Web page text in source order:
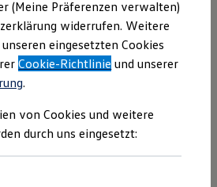
und Gebrauchtwagen
Zertifizierte Gebrauchtwagen
bei Gebrauchtwagen
Angebote
Distanzregelung ACC
(Meine Präferenzen verwalten)
widerrufen. Weitere
eingesetzten Cookies
Cookie-Richtlinie und unserer
.
von Cookies und weitere
durch uns eingesetzt: